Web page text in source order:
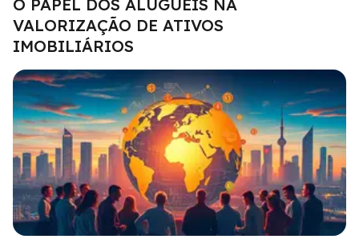
O PAPEL DOS ALUGUÉIS NA
VALORIZAÇÃO DE ATIVOS
IMOBILIÁRIOS